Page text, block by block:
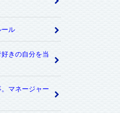
ール
きの自分を当
マネージャー